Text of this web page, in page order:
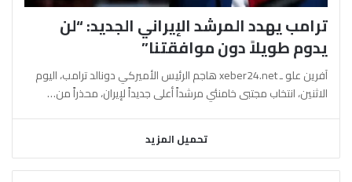
ترامب يهدد المرشد الإيراني الجديد: “لن
يدوم طويلاً دون موافقتنا”
آفرين علو ـ xeber24.net هاجم الرئيس الأميركي دونالد ترامب، اليوم
الاثنين، انتخاب مجتبى خامنئي مرشداً أعلى جديداً لإيران، محذراً من…
تحميل المزيد